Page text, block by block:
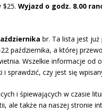
$25.Wyjazd o godz. 8.00
br. Ta lista jest już
października, a której
Wszelkie informacje od
sprawdzić, czy jest się
i śpiewających w czasie
ale także na naszej stronie